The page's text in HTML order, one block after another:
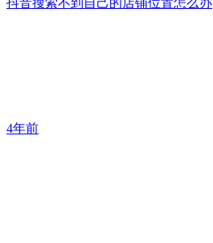
抖音搜索不到自己的店铺位置怎么办
4年前